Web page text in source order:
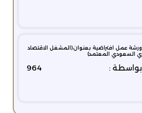
ورشة عمل افتراضية بعنوان(المشغل الاقتصاد
ي السعودي المعتمد)
بواسطة : 964